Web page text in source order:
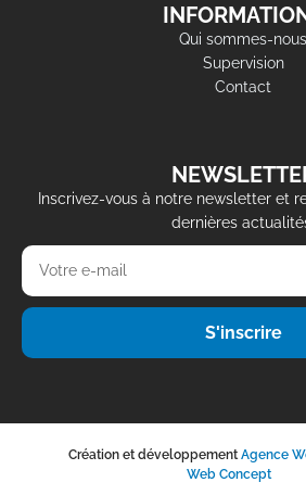
Qui sommes-nous
Supervision
Contact
Inscrivez-vous à notre newsletter et
dernières
S'inscrire
Création et développementAgence
Web Concept